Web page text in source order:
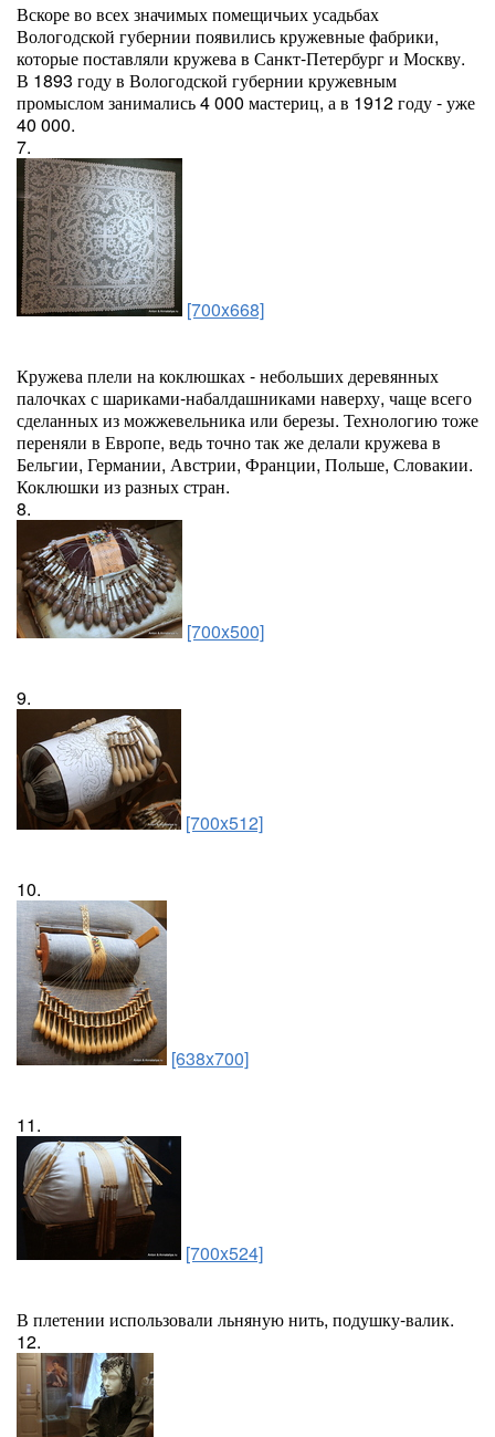
Вскоре во всех значимых помещичьих усадьбах
Вологодской губернии появились кружевные фабрики,
которые поставляли кружева в Санкт-Петербург и Москву.
В 1893 году в Вологодской губернии кружевным
промыслом занимались 4 000 мастериц, а в 1912 году - уже
40 000.
7.
[700x668]
Кружева плели на коклюшках - небольших деревянных
палочках с шариками-набалдашниками наверху, чаще всего
сделанных из можжевельника или березы. Технологию тоже
переняли в Европе, ведь точно так же делали кружева в
Бельгии, Германии, Австрии, Франции, Польше, Словакии.
Коклюшки из разных стран.
8.
[700x500]
9.
[700x512]
10.
[638x700]
11.
[700x524]
В плетении использовали льняную нить, подушку-валик.
12.